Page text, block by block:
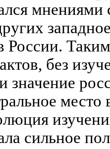
мнениями
без
значение
место
сильное